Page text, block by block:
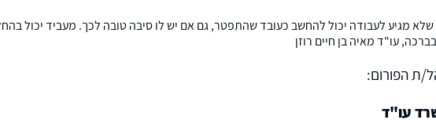
שלא מגיע לעבודה יכול להחשב כעובד שהתפטר, גם אם יש לו סיבה טובה לכך. מעביד יכול
עו"ד מאיה בן חיים רוזן
ת הפורום:
עו"ד